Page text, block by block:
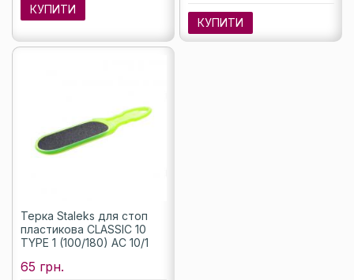
КУПИТИ
КУПИТИ
Терка Staleks для стоп
пластикова CLASSIC 10
TYPE 1 (100/180) AC 10/1
65 грн.